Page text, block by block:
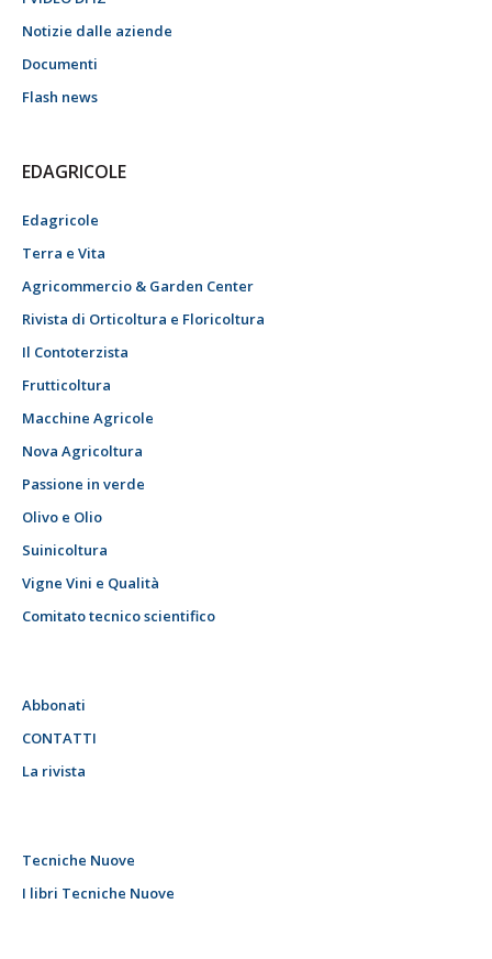
Notizie dalle aziende
Documenti
Flash news
EDAGRICOLE
Edagricole
Terra e Vita
Agricommercio & Garden Center
Rivista di Orticoltura e Floricoltura
Il Contoterzista
Frutticoltura
Macchine Agricole
Nova Agricoltura
Passione in verde
Olivo e Olio
Suinicoltura
Vigne Vini e Qualità
Comitato tecnico scientifico
Abbonati
CONTATTI
La rivista
Tecniche Nuove
I libri Tecniche Nuove